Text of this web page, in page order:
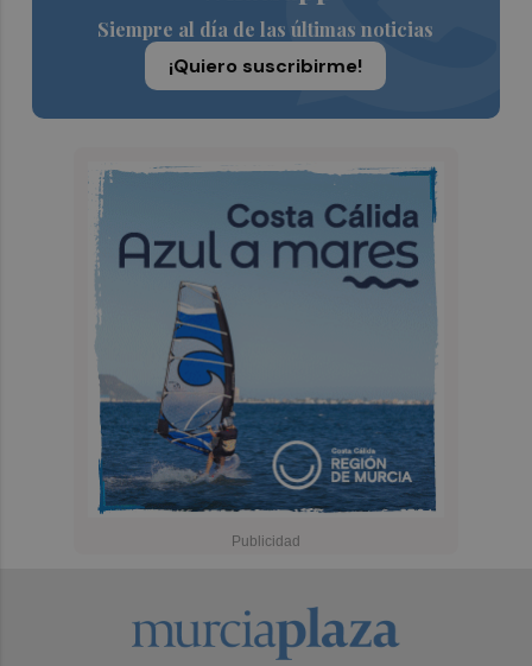
Siempre al día de las últimas noticias
¡Quiero suscribirme!